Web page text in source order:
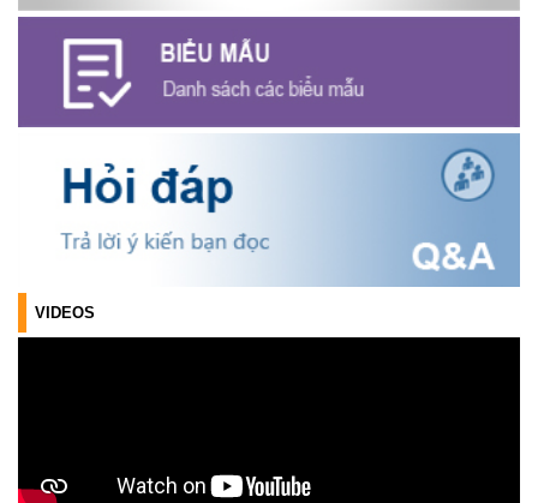
Thông báo cảnh báo lừa đảo liên quan đến thủ tục đất đai
(24/07/2026)
Triển khai xây dựng mô hình “Trồng tái canh Cà phê Vối” năm
(06/07/2026)
Hội nghị công bố Nghị quyết, các quyết định về thành lập thôn,
buôn, thành lập tổ chức Đảng, chỉ định cấp ủy, trưởng các thôn,
buôn, trưởng Ban công tác Mặt trận các thôn, buôn
(03/07/2026)
VIDEOS